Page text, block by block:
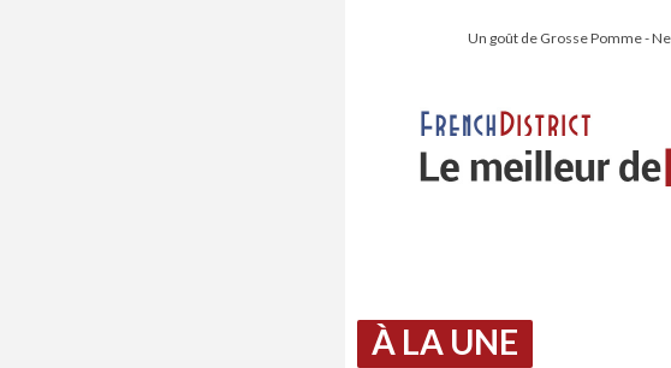
Un goût de Grosse Pomme -
À LA UNE